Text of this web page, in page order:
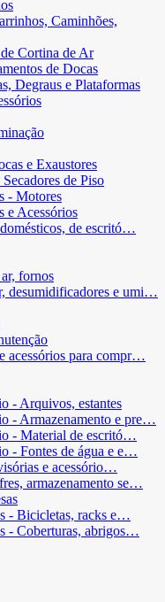
Caminhões,
Cortina de Ar
de Docas
Degraus e Plataformas
e Exaustores
de Piso
- Motores
e Acessórios
de escritó…
fornos
desumidificadores e umi…
acessórios para compr…
- Arquivos, estantes
- Armazenamento e pre…
- Material de escritó…
- Fontes de água e e…
e acessório…
armazenamento se…
- Bicicletas, racks e…
- Coberturas, abrigos…